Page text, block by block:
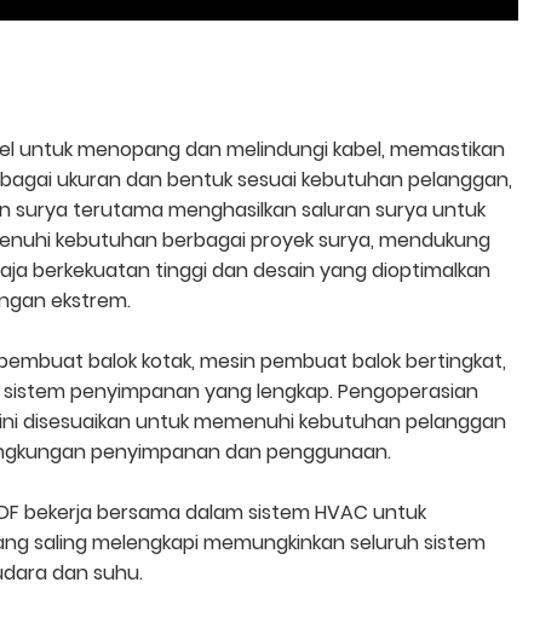
untuk menopang dan melindungi kabel, memastikan
ukuran dan bentuk sesuai kebutuhan pelanggan,
surya terutama menghasilkan saluran surya untuk
kebutuhan berbagai proyek surya, mendukung
berkekuatan tinggi dan desain yang dioptimalkan
ekstrem.
balok kotak, mesin pembuat balok bertingkat,
penyimpanan yang lengkap. Pengoperasian
disesuaikan untuk memenuhi kebutuhan pelanggan
penyimpanan dan penggunaan.
bekerja bersama dalam sistem HVAC untuk
saling melengkapi memungkinkan seluruh sistem
dan suhu.